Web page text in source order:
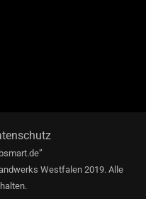
Westfalen 2019. Alle